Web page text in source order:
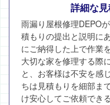
詳細な
雨漏り屋根修理DEPO
積もりの提出と説明に
にご納得した上で作業
大切な家を修理する際
と、お客様は不安を感
ちは見積もりを細部ま
け安心してご依頼でき